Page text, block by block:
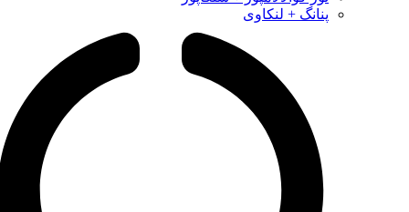
پنانگ + لنکاوی